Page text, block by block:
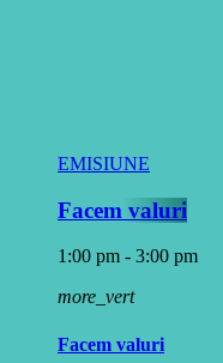
EMISIUNE
Facem valuri
1:00 pm - 3:00 pm
more_vert
Facem valuri